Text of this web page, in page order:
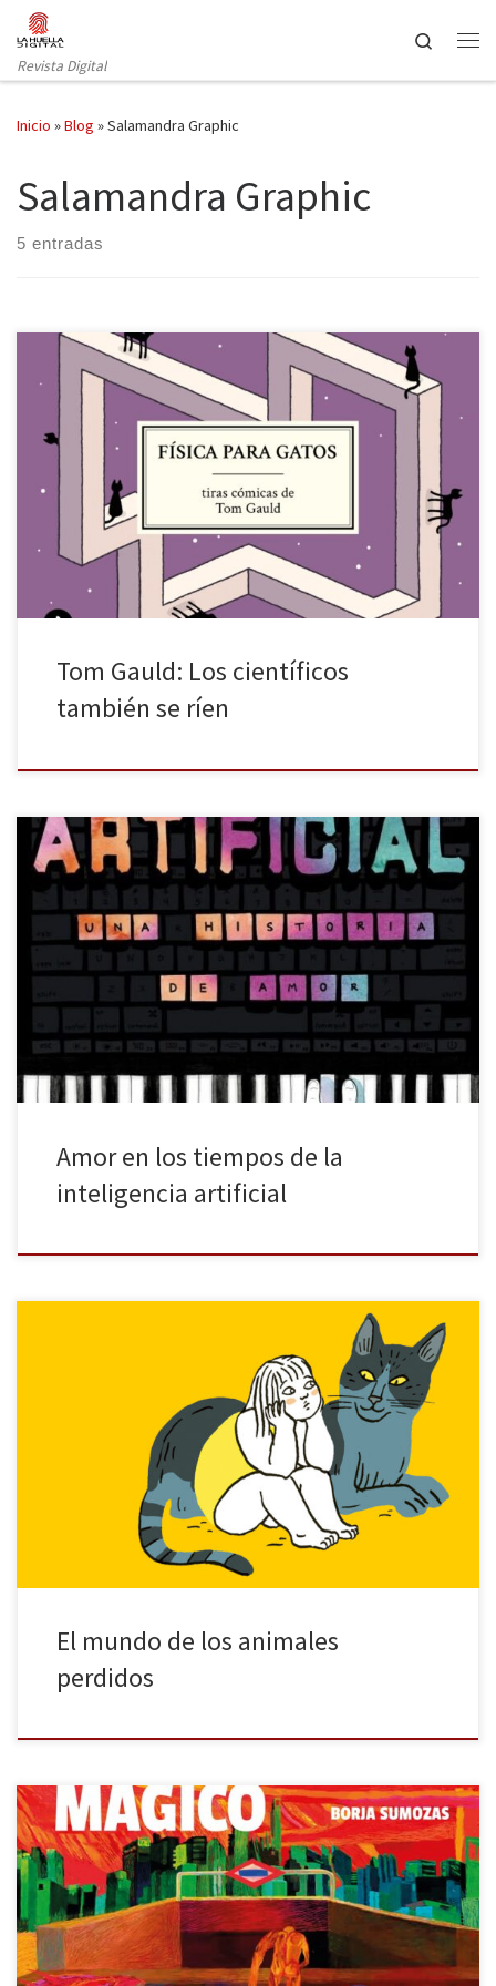
Saltar al contenido
Revista Digital
Search
Inicio »Blog »Salamandra Graphic
Salamandra Graphic
5 entradas
El escocés Tom Gauld (Escocia, 1976) tiene un peculiar sentido del
humor: después de las tiras cómicas de En la cocina con Kafka
(2017), el Departamento de Teorías alucinantes (2020) —un buen
sitio donde trabajar— y La venganza de los bibliotecarios(2022),
vuelve los ojos al mundo académico con Física para […]
Tom Gauld: Los científicos
también se ríen
Salamandra Graphic nos regala una de sus nuevas aventuras
gráficas con Artificial: Una historia de amor de Amy Kurzweil,
premios en Estados Unidos, la autora realiza un recorrido por el
amor en los tiempos de la inteligencia artificial (IA): […]
Amor en los tiempos de la
inteligencia artificial
Quien tiene un animal doméstico sabe que, como las personas,
cada uno tiene su personalidad: los hay más sociables, los hay
temerosos e incluso ariscos, pero es indudable que el cariño que
dan los animales supera en mucho las posibles molestias o tareas
que conlleva su cuidado. Precisamente del amor […]
El mundo de los animales
perdidos
Complementando una vida laboral dedicada a hacer guiones para
la tele y monólogos de humor, Borja Sumozas suma una faceta de
ilustrador que le ha valido el Premio Internacional de Novela
Gráfica Fnac-Salamandra. Comenzada como un conjunto de
bocetos, se convirtió en la novela gráfica Pesimismo mágico